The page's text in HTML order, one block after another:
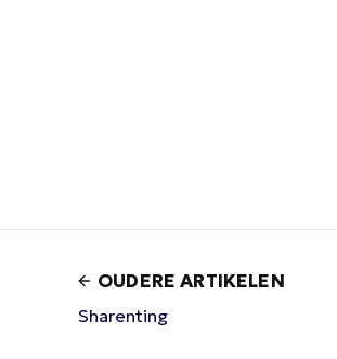
OUDERE ARTIKELEN
Sharenting